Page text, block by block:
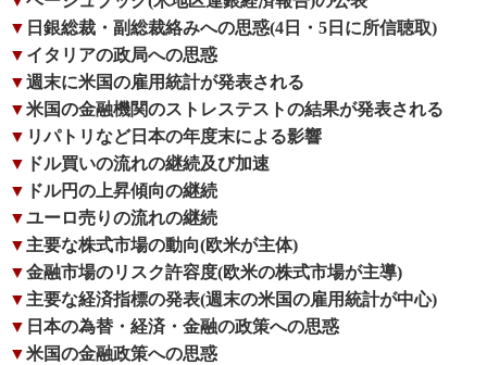
▼ 日銀総裁・副総裁絡みへの思惑(4日・5日に所信聴取)
▼ イタリアの政局への思惑
▼週末に米国の雇用統計が発表される
▼米国の金融機関のストレステストの結果が発表される
▼ リパトリなど日本の年度末による影響
▼ ドル買いの流れの継続及び加速
▼ ドル円の上昇傾向の継続
▼ユーロ売りの流れの継続
▼主要な株式市場の動向(欧米が主体)
▼金融市場のリスク許容度(欧米の株式市場が主導)
▼主要な経済指標の発表(週末の米国の雇用統計が中心)
▼ 日本の為替・経済・金融の政策への思惑
▼米国の金融政策への思惑